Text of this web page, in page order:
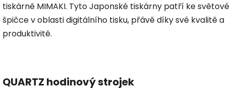
tiskárně MIMAKI. Tyto Japonské tiskárny patří ke světové
špičce v oblasti digitálního tisku, přávě díky své kvalitě a
produktivitě.
QUARTZ hodinový strojek